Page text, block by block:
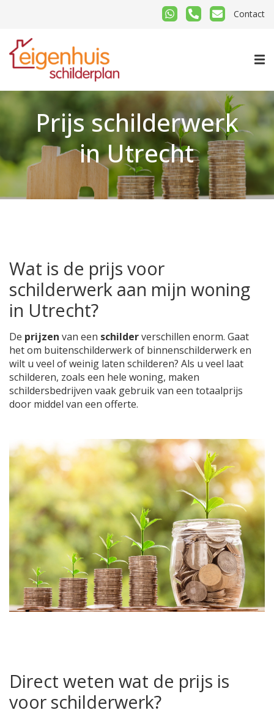
Contact
Prijs schilderwerk
in Utrecht
Wat is de prijs voor
schilderwerk aan mijn woning
in Utrecht?
De prijzen van een schilderverschillen enorm. Gaat
het om buitenschilderwerk of binnenschilderwerk en
wilt u veel of weinig laten schilderen? Als u veel laat
schilderen, zoals een hele woning, maken
schildersbedrijven vaak gebruik van een totaalprijs
door middel van een offerte.
Direct weten wat de prijs is
voor schilderwerk?